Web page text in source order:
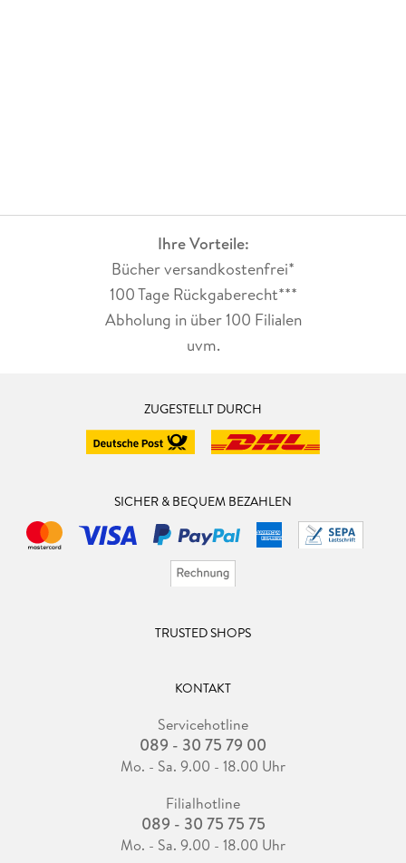
Ihre Vorteile:
Bücher versandkostenfrei*
100 Tage Rückgaberecht***
Abholung in über 100 Filialen
uvm.
ZUGESTELLT DURCH
SICHER & BEQUEM BEZAHLEN
TRUSTED SHOPS
KONTAKT
Servicehotline
089 - 30 75 79 00
Mo. - Sa. 9.00 - 18.00 Uhr
Filialhotline
089 - 30 75 75 75
Mo. - Sa. 9.00 - 18.00 Uhr